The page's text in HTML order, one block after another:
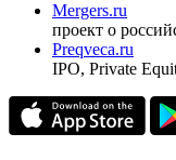
Investfunds
универсальный
частного
проект о
Preqveca.ru